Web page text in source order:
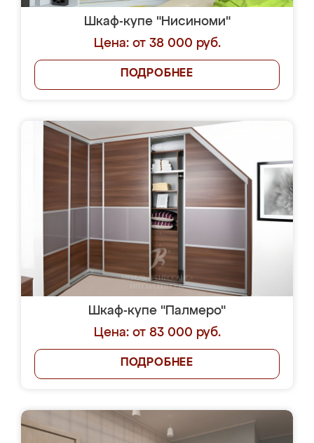
Шкаф-купе "Нисиноми"
Цена: от 38 000 руб.
ПОДРОБНЕЕ
Шкаф-купе "Палмеро"
Цена: от 83 000 руб.
ПОДРОБНЕЕ